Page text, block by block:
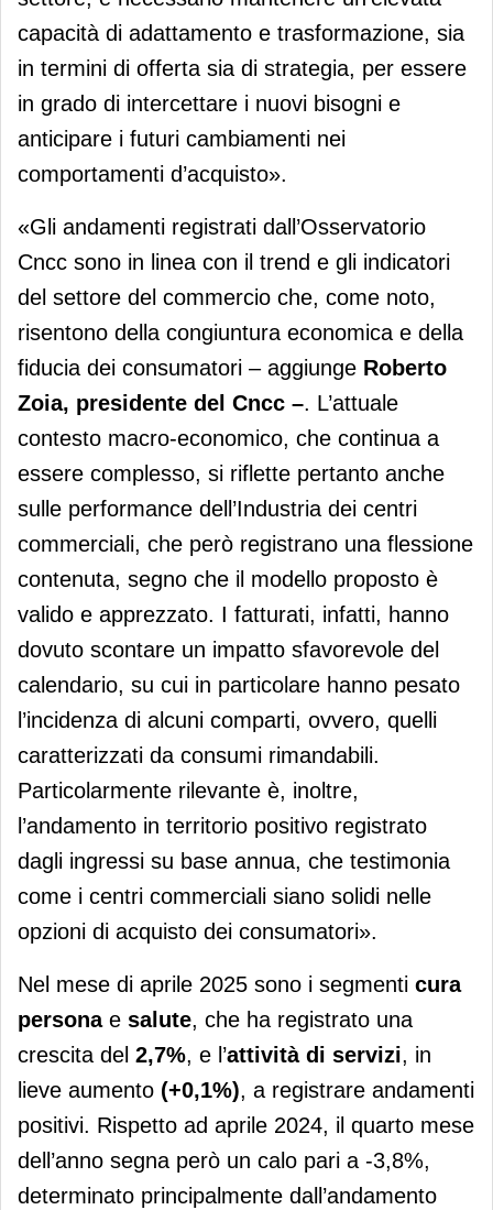
capacità di adattamento e trasformazione, sia
in termini di offerta sia di strategia, per essere
in grado di intercettare i nuovi bisogni e
anticipare i futuri cambiamenti nei
comportamenti d’acquisto».
«Gli andamenti registrati dall’Osservatorio
Cncc sono in linea con il trend e gli indicatori
del settore del commercio che, come noto,
risentono della congiuntura economica e della
fiducia dei consumatori – aggiunge Roberto
Zoia, presidente del Cncc –. L’attuale
contesto macro-economico, che continua a
essere complesso, si riflette pertanto anche
sulle performance dell’Industria dei centri
commerciali, che però registrano una flessione
contenuta, segno che il modello proposto è
valido e apprezzato. I fatturati, infatti, hanno
dovuto scontare un impatto sfavorevole del
calendario, su cui in particolare hanno pesato
l’incidenza di alcuni comparti, ovvero, quelli
caratterizzati da consumi rimandabili.
Particolarmente rilevante è, inoltre,
l’andamento in territorio positivo registrato
dagli ingressi su base annua, che testimonia
come i centri commerciali siano solidi nelle
opzioni di acquisto dei consumatori».
Nel mese di aprile 2025 sono i segmenti cura
personae salute, che ha registrato una
crescita del 2,7%, e l’attività di servizi, in
lieve aumento (+0,1%), a registrare andamenti
positivi. Rispetto ad aprile 2024, il quarto mese
dell’anno segna però un calo pari a -3,8%,
determinato principalmente dall’andamento